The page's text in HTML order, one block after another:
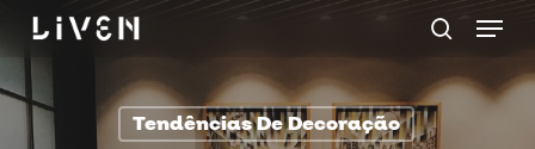
Skip
to
main
content
Menu
Tendências De Decoração